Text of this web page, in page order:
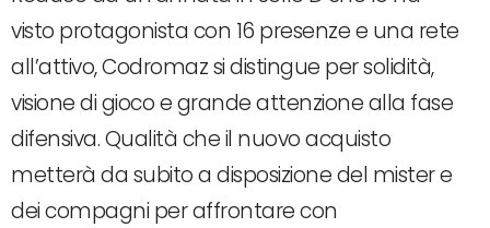
visto protagonista con 16 presenze e una rete
all’attivo, Codromaz si distingue per solidità,
visione di gioco e grande attenzione alla fase
difensiva. Qualità che il nuovo acquisto
metterà da subito a disposizione del mister e
dei compagni per affrontare con